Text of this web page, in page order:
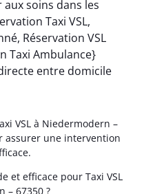
soins dans les
Taxi VSL,
Réservation VSL
Taxi Ambulance}
entre domicile
VSL à Niedermodern –
assurer une intervention
et efficace pour Taxi VSL
– 67350 ?